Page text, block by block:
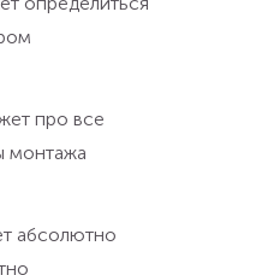
про все
монтажа
абсолютно